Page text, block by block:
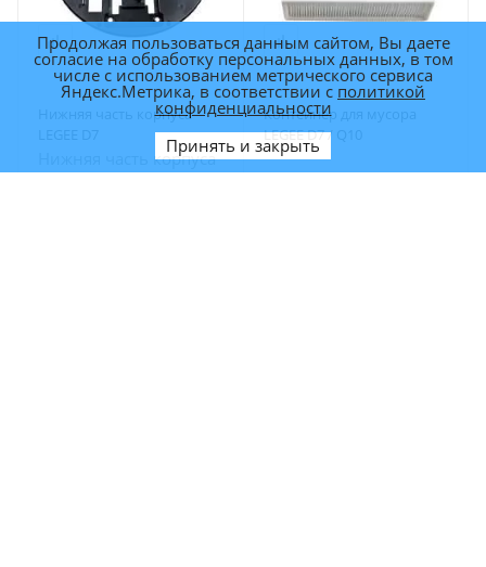
Нижняя часть корпуса
Нижняя часть корпуса
Контейнер для мусора
LEGEE D7 / Q10
Продолжая пользоваться данным сайтом, Вы даете
согласие на обработку персональных данных, в том
числе с использованием метрического сервиса
Яндекс.Метрика, в соответствии с политикой
конфиденциальности
Принять и закрыть